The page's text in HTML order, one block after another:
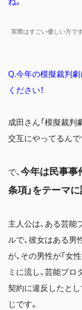
実際はすごい優しい方で
Q.今年の模擬裁判
ください！
成田さん「模擬裁判
交互にやってるんで
で、今年は民事事
条項」をテーマ
主人公は、ある芸
ルで、彼女はある
が、その男性が「女
ミに流し、芸能プ
契約に違反したと
じです。